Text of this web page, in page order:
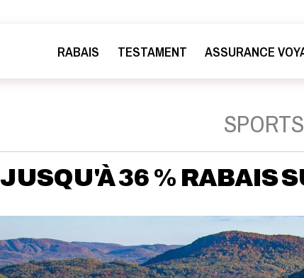
RABAIS TESTAMENT ASSURANCE
JUSQU'À 36 % RABAIS